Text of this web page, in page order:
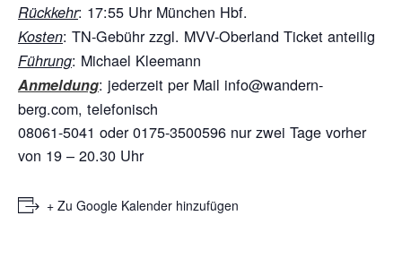
Rückkehr: 17:55 Uhr München Hbf.
Kosten: TN-Gebühr zzgl. MVV-Oberland Ticket anteilig
Führung: Michael Kleemann
Anmeldung: jederzeit per Mail info@wandern-
berg.com, telefonisch
08061-5041 oder 0175-3500596 nur zwei Tage vorher
von 19 – 20.30 Uhr
+ Zu Google Kalender hinzufügen